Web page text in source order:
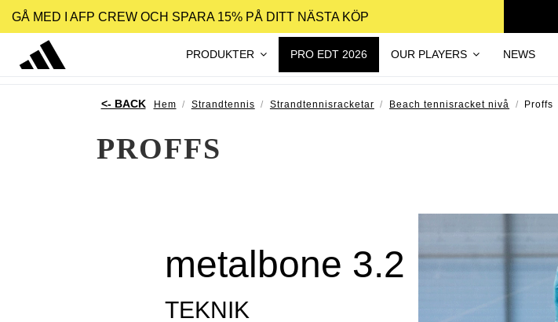
GÅ MED I AFP CREW OCH SPARA 15% PÅ DITT NÄSTA KÖP
PRODUKTER PRO EDT 2026 OUR PLAYERS NEWS
Hem Strandtennis Strandtennisracketar Beach tennisracket nivå Proffs
PROFFS
metalbone 3.2
TEKNIK